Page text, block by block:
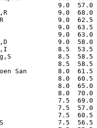
9.0  57.0
9.0  68.0
9.0  62.5
9.0  63.5
9.0  63.0
9.0  58.0
8.5  53.5
8.5  58.5
8.5  58.5
San        8.0  61.5
8.0  60.5
8.0  65.0
8.0  70.0
7.5  69.0
7.5  57.0
7.5  60.5
7.5  56.5